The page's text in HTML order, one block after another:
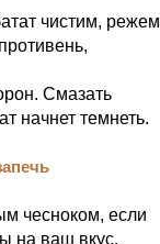
чистим, режем
Смазать
начнет темнеть.
чесноком, если
на ваш вкус.